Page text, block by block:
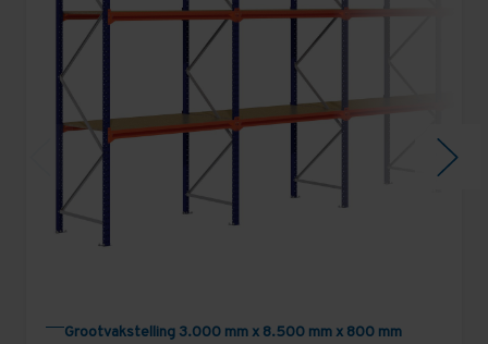
Grootvakstelling 3.000 mm x 8.500 mm x 800 mm